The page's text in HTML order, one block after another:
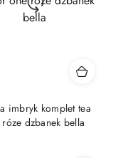
imbryk komplet tea
dzbanek bella